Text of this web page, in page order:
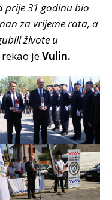
prije 31 godinu bio
za vrijeme rata, a
živote u
rekao jeVulin.